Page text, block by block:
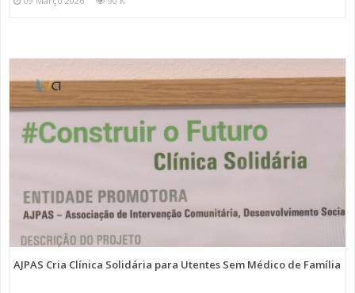
AJPAS Cria Clínica Solidária para Utentes Sem Médico de Família